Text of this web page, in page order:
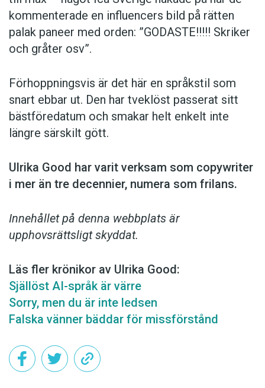
kommen­terade en influencers bild på rätten
palak paneer med orden: ­”GODASTE!!!!! Skriker
och gråter osv”.
Förhoppningsvis är det här en språkstil som
snart ebbar ut. Den har tveklöst passerat sitt
bästföredatum och smakar helt enkelt inte
längre särskilt gött.
Ulrika Good har varit verksam som copy­writer
i mer än tre decennier, numera som frilans.
Innehållet på denna webbplats är
upphovsrättsligt skyddat.
Läs fler krönikor av Ulrika Good:
Själlöst AI-språk är värre
Sorry, men du är inte ledsen
Falska vänner bäddar för missförstånd